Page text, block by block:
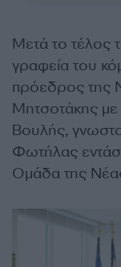
Μετά το τέλος
γραφεία του
πρόεδρος της
Μητσοτάκης
Βουλής,
Φωτήλας
Ομάδα της